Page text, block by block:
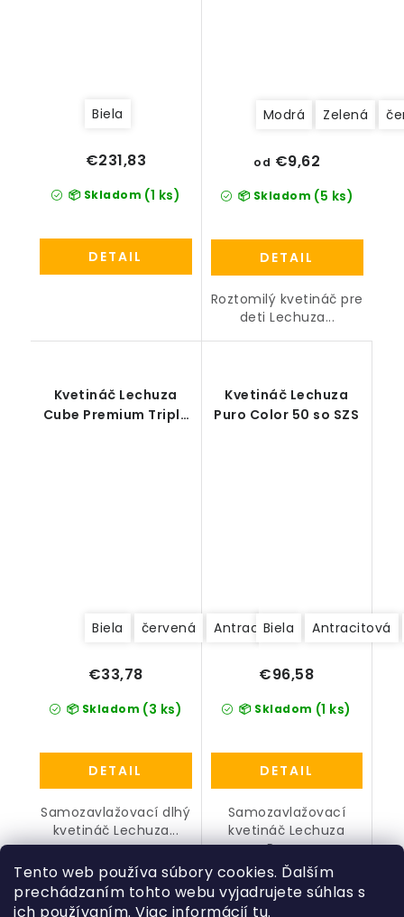
Tento web používa súbory cookies. Ďalším
prechádzaním tohto webu vyjadrujete súhlas s
ich používaním. Viac informácií tu.
Biela
📦 Skladom (1 ks)
€231,83
DETAIL
Modrá Zelená
📦 Skladom (5 ks)
od €9,62
DETAIL
Roztomilý kvetináč pre
deti Lechuza...
Kvetináč Lechuza
Cube Premium Triple
Biela červená Antracitová
📦 Skladom (3 ks)
€33,78
DETAIL
Samozavlažovací dlhý
kvetináč Lechuza...
Kvetináč Lechuza
Puro Color 50 so SZS
Biela Antracitová
📦 Skladom (1 ks)
€96,58
DETAIL
Samozavlažovací
kvetináč Lechuza
Puro...